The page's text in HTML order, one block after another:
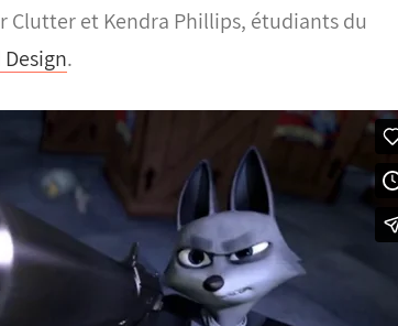
Clutter et Kendra Phillips, étudiants du
.